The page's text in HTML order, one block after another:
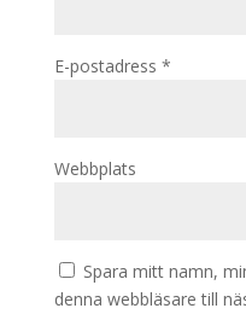
E-postadress *
Webbplats
Spara mitt namn,
denna webbläsare till